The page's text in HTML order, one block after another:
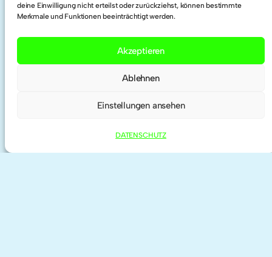
deine Einwilligung nicht erteilst oder zurückziehst, können bestimmte
Merkmale und Funktionen beeinträchtigt werden.
Akzeptieren
Ablehnen
Einstellungen ansehen
DATENSCHUTZ
Twitter
Researchgate